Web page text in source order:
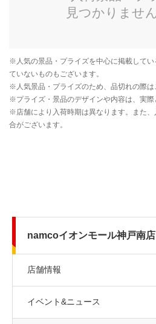
namcoイオンモール神戸南店
店舗情報
イベント&ニュース